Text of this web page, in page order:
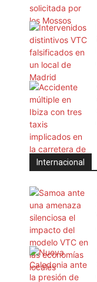
Internacional